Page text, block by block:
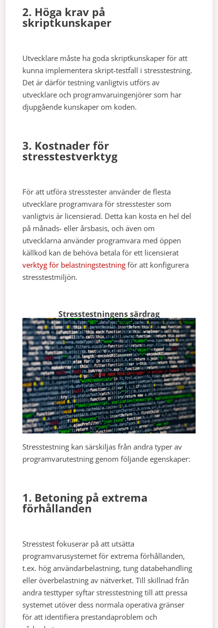
2. Höga krav på
skriptkunskaper
Utvecklare måste ha goda skriptkunskaper för att
kunna implementera skript-testfall i stresstestning.
Det är därför testning vanligtvis utförs av
utvecklare och programvaruingenjörer som har
djupgående kunskaper om koden.
3. Kostnader för
stresstestverktyg
För att utföra stresstester använder de flesta
utvecklare programvara för stresstester som
vanligtvis är licensierad. Detta kan kosta en hel del
på månads- eller årsbasis, och även om
utvecklarna använder programvara med öppen
källkod kan de behöva betala för ett licensierat
verktyg för belastningstestning för att konfigurera
stresstestmiljön.
Stresstestningens särdrag
Stresstestning kan särskiljas från andra typer av
programvarutestning genom följande egenskaper:
1. Betoning på extrema
förhållanden
Stresstest fokuserar på att utsätta
programvarusystemet för extrema förhållanden,
t.ex. hög användarbelastning, tung databehandling
eller överbelastning av nätverket. Till skillnad från
andra testtyper syftar stresstestning till att pressa
systemet utöver dess normala operativa gränser
för att identifiera prestandaproblem och